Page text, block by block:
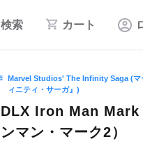
検索 カート
Marvel Studios' The Infinity Saga (マ
ィニティ・サーガ』)
DLX Iron Man Mark
ンマン・マーク2）